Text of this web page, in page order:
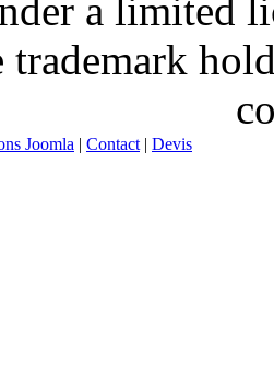
a limited
trademark
Joomla | Contact | Devis